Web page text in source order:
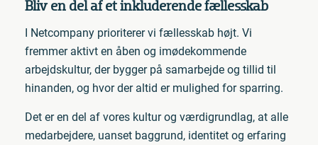
Bliv en del af et inkluderende fællesskab
I Netcompany prioriterer vi fællesskab højt. Vi
fremmer aktivt en åben og imødekommende
arbejdskultur, der bygger på samarbejde og tillid til
hinanden, og hvor der altid er mulighed for sparring.
Det er en del af vores kultur og værdigrundlag, at alle
medarbejdere, uanset baggrund, identitet og erfaring